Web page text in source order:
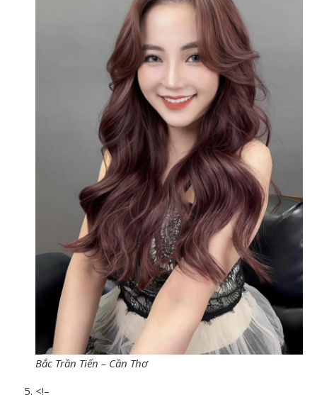
Bắc Trần Tiến – Cần Thơ
<!–